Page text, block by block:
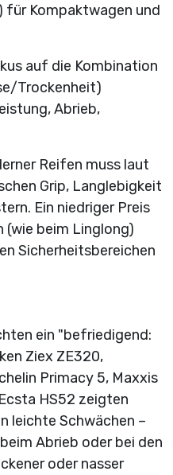
für Kompaktwagen und
auf die Kombination
Trockenheit)
Abrieb,
Reifen muss laut
Grip, Langlebigkeit
Ein niedriger Preis
(wie beim Linglong)
Sicherheitsbereichen
ein "befriedigend:
Ziex ZE320,
Primacy 5, Maxxis
HS52 zeigten
leichte Schwächen –
Abrieb oder bei den
oder nasser